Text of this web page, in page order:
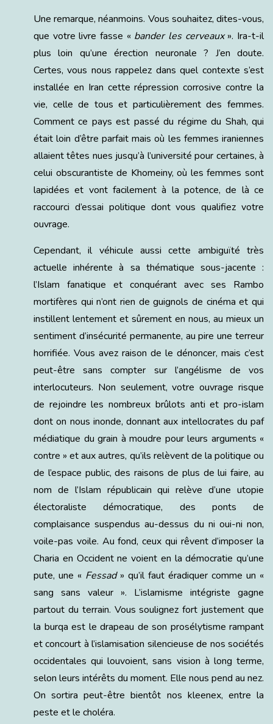
Une remarque, néanmoins. Vous souhaitez, dites-vous,
que votre livre fasse « bander les cerveaux». Ira-t-il
plus loin qu’une érection neuronale ? J’en doute.
Certes, vous nous rappelez dans quel contexte s’est
installée en Iran cette répression corrosive contre la
vie, celle de tous et particulièrement des femmes.
Comment ce pays est passé du régime du Shah, qui
était loin d’être parfait mais où les femmes iraniennes
allaient têtes nues jusqu’à l’université pour certaines, à
celui obscurantiste de Khomeiny, où les femmes sont
lapidées et vont facilement à la potence, de là ce
raccourci d’essai politique dont vous qualifiez votre
ouvrage.
Cependant, il véhicule aussi cette ambiguïté très
actuelle inhérente à sa thématique sous-jacente :
l’Islam fanatique et conquérant avec ses Rambo
mortifères qui n’ont rien de guignols de cinéma et qui
instillent lentement et sûrement en nous, au mieux un
sentiment d’insécurité permanente, au pire une terreur
horrifiée. Vous avez raison de le dénoncer, mais c’est
peut-être sans compter sur l’angélisme de vos
interlocuteurs. Non seulement, votre ouvrage risque
de rejoindre les nombreux brûlots anti et pro-islam
dont on nous inonde, donnant aux intellocrates du paf
médiatique du grain à moudre pour leurs arguments «
contre » et aux autres, qu’ils relèvent de la politique ou
de l’espace public, des raisons de plus de lui faire, au
nom de l’Islam républicain qui relève d’une utopie
électoraliste démocratique, des ponts de
complaisance suspendus au-dessus du ni oui-ni non,
voile-pas voile. Au fond, ceux qui rêvent d’imposer la
Charia en Occident ne voient en la démocratie qu’une
pute, une « Fessad» qu’il faut éradiquer comme un «
sang sans valeur ». L’islamisme intégriste gagne
partout du terrain. Vous soulignez fort justement que
la burqa est le drapeau de son prosélytisme rampant
et concourt à l’islamisation silencieuse de nos sociétés
occidentales qui louvoient, sans vision à long terme,
selon leurs intérêts du moment. Elle nous pend au nez.
On sortira peut-être bientôt nos kleenex, entre la
peste et le choléra.